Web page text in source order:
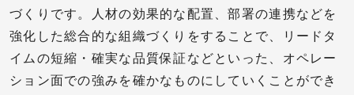
づくりです。人材の効果的な配置、部署の連携などを
強化した総合的な組織づくりをすることで、リードタ
イムの短縮・確実な品質保証などといった、オペレー
ション面での強みを確かなものにしていくことができ